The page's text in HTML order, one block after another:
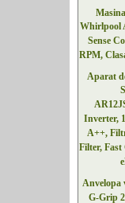
Whirlpool
Sense
RPM,
Aparat
Inverter,
A++,
Filter,
Anvelopa
G-Grip